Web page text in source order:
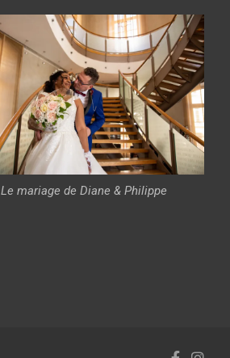
Le mariage de Diane & Philippe